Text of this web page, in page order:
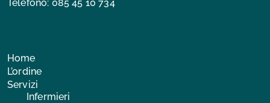
Telefono: 085 45 10 734
Home
L’ordine
Servizi
Infermieri